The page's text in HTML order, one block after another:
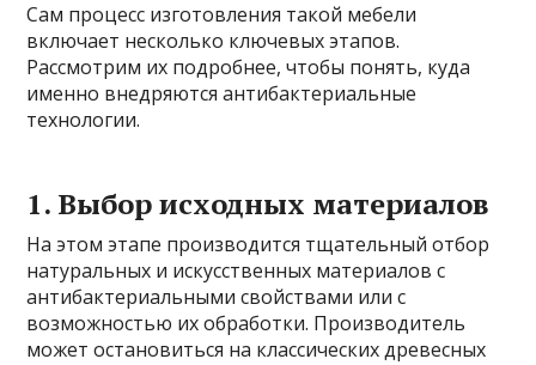
Сам процесс изготовления такой мебели
включает несколько ключевых этапов.
Рассмотрим их подробнее, чтобы понять, куда
именно внедряются антибактериальные
технологии.
1. Выбор исходных материалов
На этом этапе производится тщательный отбор
натуральных и искусственных материалов с
антибактериальными свойствами или с
возможностью их обработки. Производитель
может остановиться на классических древесных